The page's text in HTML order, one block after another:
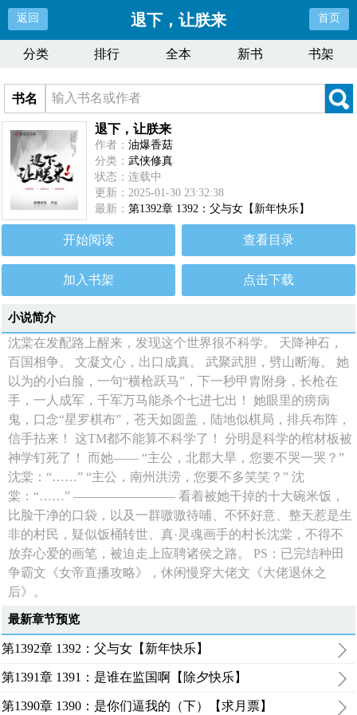
返回 退下，让朕来 首页
分类 排行 全本 新书 书架
书名
退下，让朕来
作者：油爆香菇
分类：武侠修真
状态：连载中
更新：2025-01-30 23:32:38
最新：第1392章 1392：父与女【新年快乐】
开始阅读 查看目录
加入书架 点击下载
小说简介
沈棠在发配路上醒来，发现这个世界很不科学。 天降神石，
百国相争。 文凝文心，出口成真。 武聚武胆，劈山断海。 她
以为的小白脸，一句“横枪跃马”，下一秒甲胄附身，长枪在
手，一人成军，千军万马能杀个七进七出！ 她眼里的痨病
鬼，口念“星罗棋布”，苍天如圆盖，陆地似棋局，排兵布阵，
信手拈来！ 这TM都不能算不科学了！ 分明是科学的棺材板被
神学钉死了！ 而她—— “主公，北郡大旱，您要不哭一哭？”
沈棠：“……” “主公，南州洪涝，您要不多笑笑？” 沈
棠：“……” ———————— 看着被她干掉的十大碗米饭，
比脸干净的口袋，以及一群嗷嗷待哺、不怀好意、整天惹是生
非的村民，疑似饭桶转世、真·灵魂画手的村长沈棠，不得不
放弃心爱的画笔，被迫走上应聘诸侯之路。 PS：已完结种田
争霸文《女帝直播攻略》，休闲慢穿大佬文《大佬退休之
后》。
最新章节预览
第1392章 1392：父与女【新年快乐】
第1391章 1391：是谁在监国啊【除夕快乐】
第1390章 1390：是你们逼我的（下）【求月票】